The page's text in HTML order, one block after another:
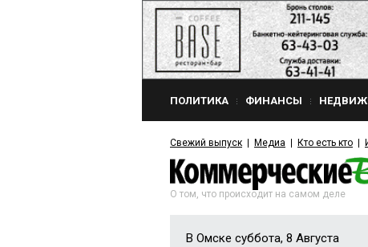
ПОЛИТИКА ФИНАНСЫ
Свежий выпуск Медиа Кто есть кто
О том, что происходит на самом деле
В Омске суббота, 8 Августа